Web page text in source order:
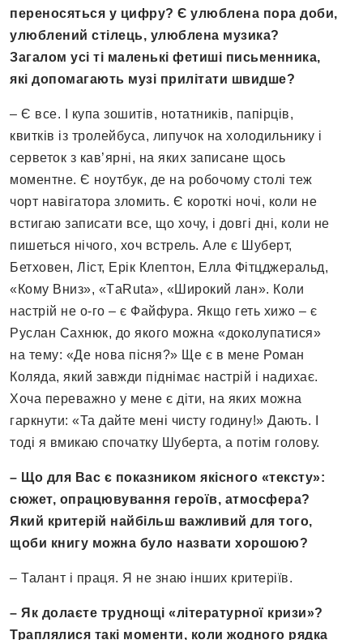
переносяться у цифру? Є улюблена пора доби,
улюблений стілець, улюблена музика?
Загалом усі ті маленькі фетиші письменника,
які допомагають музі прилітати швидше?
– Є все. І купа зошитів, нотатників, папірців,
квитків із тролейбуса, липучок на холодильнику і
серветок з кав’ярні, на яких записане щось
моментне. Є ноутбук, де на робочому столі теж
чорт навігатора зломить. Є короткі ночі, коли не
встигаю записати все, що хочу, і довгі дні, коли не
пишеться нічого, хоч встрель. Але є Шуберт,
Бетховен, Ліст, Ерік Клептон, Елла Фітцджеральд,
«Кому Вниз», «ТaRuta», «Широкий лан». Коли
настрій не о-го – є Файфура. Якщо геть хижо – є
Руслан Сахнюк, до якого можна «доколупатися»
на тему: «Де нова пісня?» Ще є в мене Роман
Коляда, який завжди піднімає настрій і надихає.
Хоча переважно у мене є діти, на яких можна
гаркнути: «Та дайте мені чисту годину!» Дають. І
тоді я вмикаю спочатку Шуберта, а потім голову.
– Що для Вас є показником якісного «тексту»:
сюжет, опрацювування героїв, атмосфера?
Який критерій найбільш важливий для того,
щоби книгу можна було назвати хорошою?
– Талант і праця. Я не знаю інших критеріїв.
– Як долаєте труднощі «літературної кризи»?
Траплялися такі моменти, коли жодного рядка